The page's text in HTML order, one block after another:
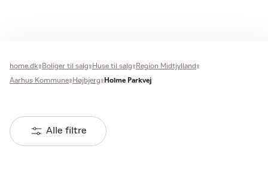
home.dk Boliger til salg Huse til salg
Region Midtjylland
Aarhus Kommune
Højbjerg Holme Parkvej
Alle filtre